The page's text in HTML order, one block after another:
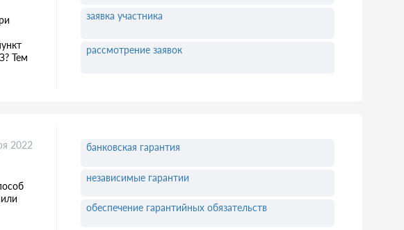
Тем
заявка участника
рассмотрение заявок
2022 банковская гарантия
независимые гарантии
обеспечение гарантийных обязательств